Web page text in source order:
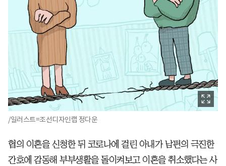
/일러스트=조선디자인랩 정다운
협의 이혼을 신청한 뒤 코로나에 걸린 아내가 남편의 극진한
간호에 감동해 부부생활을 돌이켜보고 이혼을 취소했다는 사